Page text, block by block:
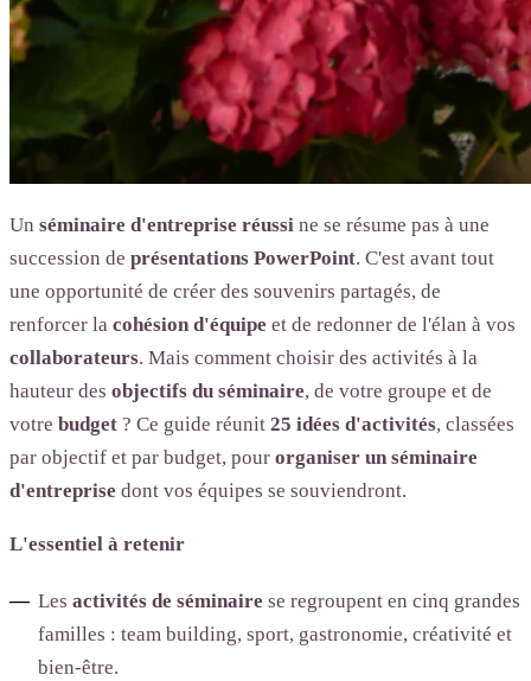
Un séminaire d'entreprise réussi ne se résume pas à une
succession de présentations PowerPoint. C'est avant tout
une opportunité de créer des souvenirs partagés, de
renforcer la cohésion d'équipe et de redonner de l'élan à vos
collaborateurs. Mais comment choisir des activités à la
hauteur des objectifs du séminaire, de votre groupe et de
votre budget ? Ce guide réunit 25 idées d'activités, classées
par objectif et par budget, pour organiser un séminaire
d'entreprise dont vos équipes se souviendront.
L'essentiel à retenir
Les activités de séminaire se regroupent en cinq grandes
familles : team building, sport, gastronomie, créativité et
bien-être.